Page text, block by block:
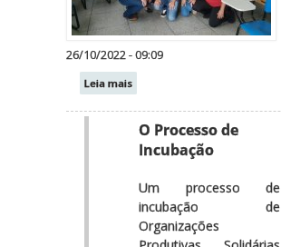
26/10/2022 - 09:09
Leia mais
O Processo de
Incubação
Um processo de
incubação de
Organizações